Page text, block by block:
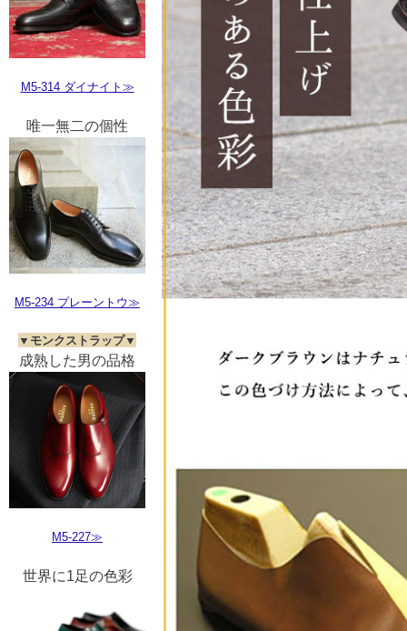
M5-314 ダイナイト≫
唯一無二の個性
M5-234 プレーントウ≫
▼モンクストラップ▼
成熟した男の品格
M5-227≫
世界に1足の色彩